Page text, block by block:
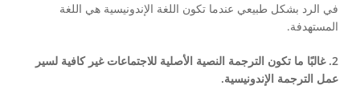
في الرد بشكل طبيعي عندما تكون اللغة الإندونيسية هي اللغة
المستهدفة.
2. غالبًا ما تكون الترجمة النصية الأصلية للاجتماعات غير كافية لسير
عمل الترجمة الإندونيسية.